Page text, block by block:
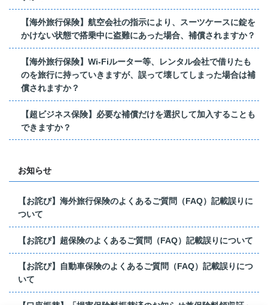
【海外旅行保険】航空会社の指示により、スーツケースに錠を
かけない状態で搭乗中に盗難にあった場合、補償されますか？
【海外旅行保険】Wi-Fiルーター等、レンタル会社で借りたも
のを旅行に持っていきますが、誤って壊してしまった場合は補
償されますか？
【超ビジネス保険】必要な補償だけを選択して加入することも
できますか？
お知らせ
【お詫び】海外旅行保険のよくあるご質問（FAQ）記載誤りに
ついて
【お詫び】超保険のよくあるご質問（FAQ）記載誤りについて
【お詫び】自動車保険のよくあるご質問（FAQ）記載誤りにつ
いて